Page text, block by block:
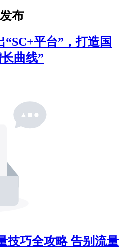
布
平台”，打造国
曲线”
技巧全攻略 告别流量